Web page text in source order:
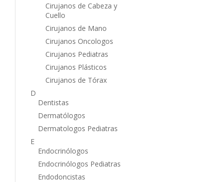
Cirujanos de Cabeza y
Cuello
Cirujanos de Mano
Cirujanos Oncologos
Cirujanos Pediatras
Cirujanos Plásticos
Cirujanos de Tórax
D
Dentistas
Dermatólogos
Dermatologos Pediatras
E
Endocrinólogos
Endocrinólogos Pediatras
Endodoncistas